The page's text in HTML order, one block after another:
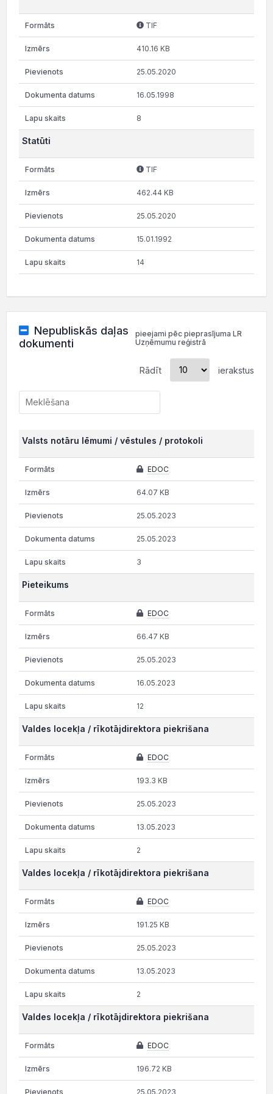
TIF
410.16 KB
25.05.2020
16.05.1998
8
Statūti
TIF
462.44 KB
25.05.2020
15.01.1992
14
Nepubliskās daļas
dokumenti
pieejami pēc pieprasījuma LR
Uzņēmumu reģistrā
Rādīt ierakstus
Valsts notāru lēmumi / vēstules / protokoli
EDOC
64.07 KB
25.05.2023
25.05.2023
3
Pieteikums
EDOC
66.47 KB
25.05.2023
16.05.2023
12
Valdes locekļa / rīkotājdirektora piekrišana
EDOC
193.3 KB
25.05.2023
13.05.2023
2
Valdes locekļa / rīkotājdirektora piekrišana
EDOC
191.25 KB
25.05.2023
13.05.2023
2
Valdes locekļa / rīkotājdirektora piekrišana
EDOC
196.72 KB
25.05.2023